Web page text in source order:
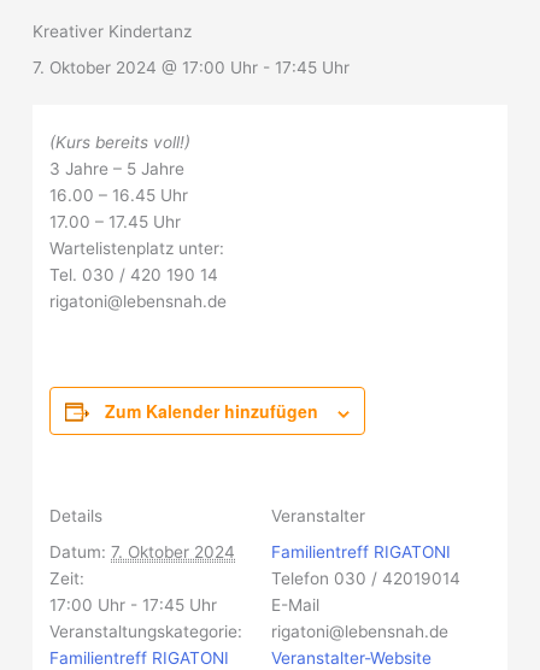
Kreativer Kindertanz
7. Oktober 2024 @ 17:00 Uhr - 17:45 Uhr
(Kurs bereits voll!)
3 Jahre – 5 Jahre
16.00 – 16.45 Uhr
17.00 – 17.45 Uhr
Wartelistenplatz unter:
Tel. 030 / 420 190 14
rigatoni@lebensnah.de
Zum Kalender hinzufügen
Details
Datum: 7. Oktober 2024
Zeit:
17:00 Uhr - 17:45 Uhr
Veranstaltungskategorie:
Familientreff RIGATONI
Veranstalter
Familientreff RIGATONI
Telefon 030 / 42019014
E-Mail
rigatoni@lebensnah.de
Veranstalter-Website